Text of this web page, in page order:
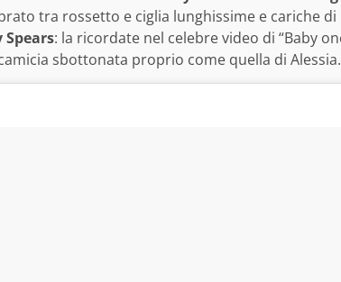
tra rossetto e ciglia lunghissime e cariche
: la ricordate nel celebre video di “Baby
sbottonata proprio come quella di Alessia.